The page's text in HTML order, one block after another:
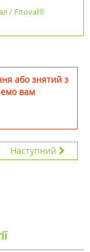
/ Fitoval®
або знятий з
вам
Наступний